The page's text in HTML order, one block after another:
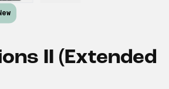
II (Extended